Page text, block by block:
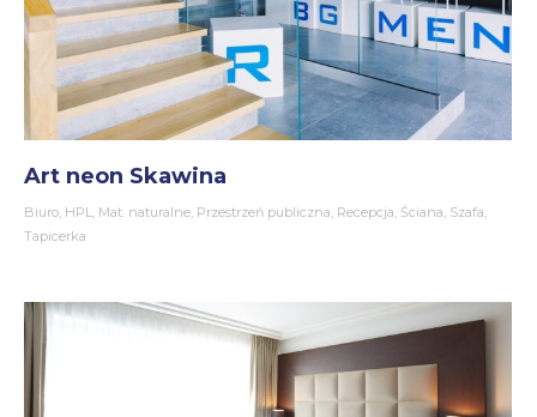
Art neon Skawina
Biuro, HPL, Mat. naturalne, Przestrzeń publiczna, Recepcja, Ściana, Szafa,
Tapicerka